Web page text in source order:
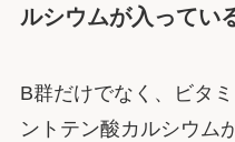
ルシウムが入ってい
B群だけでなく、ビタ
ントテン酸カルシウム